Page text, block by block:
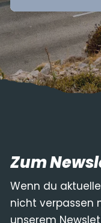
Zum
Wenn du
nicht verpassen
unserem